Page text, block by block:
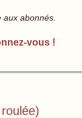
abonnés.
vous !